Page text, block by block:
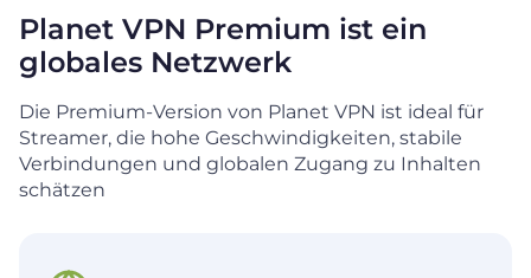
Planet VPN Premium ist ein
globales Netzwerk
Die Premium-Version von Planet VPN ist ideal für
Streamer, die hohe Geschwindigkeiten, stabile
Verbindungen und globalen Zugang zu Inhalten
schätzen